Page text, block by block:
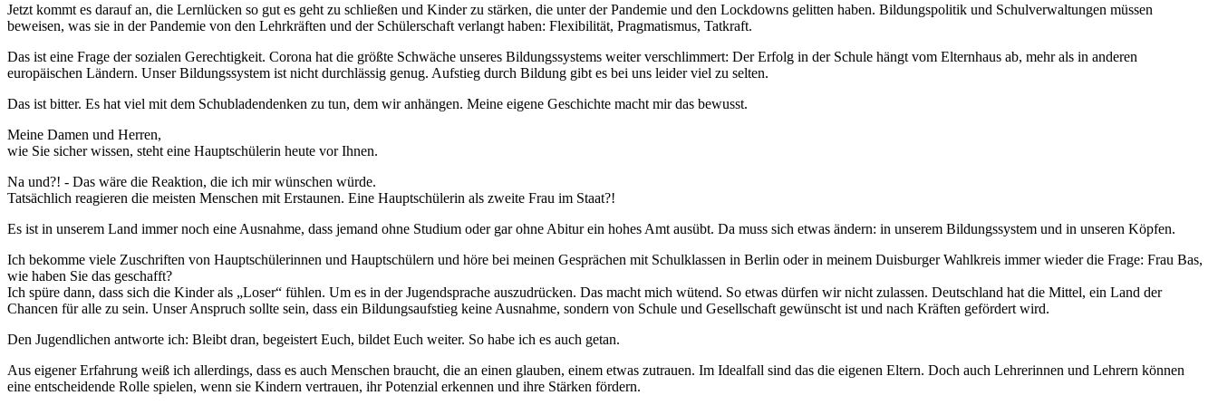
Jetzt kommt es darauf an, die Lernlücken so gut es geht zu schließen und Kinder zu stärken, die unter der Pandemie und den Lockdowns gelitten haben. Bildungspolitik und Schulverwaltungen müssen
beweisen, was sie in der Pandemie von den Lehrkräften und der Schülerschaft verlangt haben: Flexibilität, Pragmatismus, Tatkraft.
Das ist eine Frage der sozialen Gerechtigkeit. Corona hat die größte Schwäche unseres Bildungssystems weiter verschlimmert: Der Erfolg in der Schule hängt vom Elternhaus ab, mehr als in anderen
europäischen Ländern. Unser Bildungssystem ist nicht durchlässig genug. Aufstieg durch Bildung gibt es bei uns leider viel zu selten.
Das ist bitter. Es hat viel mit dem Schubladendenken zu tun, dem wir anhängen. Meine eigene Geschichte macht mir das bewusst.
Meine Damen und Herren,
wie Sie sicher wissen, steht eine Hauptschülerin heute vor Ihnen.
Na und?! - Das wäre die Reaktion, die ich mir wünschen würde.
Tatsächlich reagieren die meisten Menschen mit Erstaunen. Eine Hauptschülerin als zweite Frau im Staat?!
Es ist in unserem Land immer noch eine Ausnahme, dass jemand ohne Studium oder gar ohne Abitur ein hohes Amt ausübt. Da muss sich etwas ändern: in unserem Bildungssystem und in unseren Köpfen.
Ich bekomme viele Zuschriften von Hauptschülerinnen und Hauptschülern und höre bei meinen Gesprächen mit Schulklassen in Berlin oder in meinem Duisburger Wahlkreis immer wieder die Frage: Frau Bas,
wie haben Sie das geschafft?
Ich spüre dann, dass sich die Kinder als „Loser“ fühlen. Um es in der Jugendsprache auszudrücken. Das macht mich wütend. So etwas dürfen wir nicht zulassen. Deutschland hat die Mittel, ein Land der
Chancen für alle zu sein. Unser Anspruch sollte sein, dass ein Bildungsaufstieg keine Ausnahme, sondern von Schule und Gesellschaft gewünscht ist und nach Kräften gefördert wird.
Den Jugendlichen antworte ich: Bleibt dran, begeistert Euch, bildet Euch weiter. So habe ich es auch getan.
Aus eigener Erfahrung weiß ich allerdings, dass es auch Menschen braucht, die an einen glauben, einem etwas zutrauen. Im Idealfall sind das die eigenen Eltern. Doch auch Lehrerinnen und Lehrern können
eine entscheidende Rolle spielen, wenn sie Kindern vertrauen, ihr Potenzial erkennen und ihre Stärken fördern.